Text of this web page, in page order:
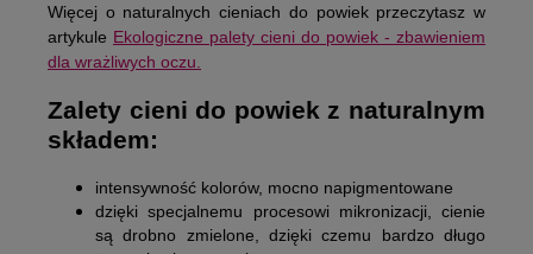
Więcej o naturalnych cieniach do powiek przeczytasz w
artykule Ekologiczne palety cieni do powiek - zbawieniem
dla wrażliwych oczu.
Zalety cieni do powiek z naturalnym
składem:
intensywność kolorów, mocno napigmentowane
dzięki specjalnemu procesowi mikronizacji, cienie
są drobno zmielone, dzięki czemu bardzo długo